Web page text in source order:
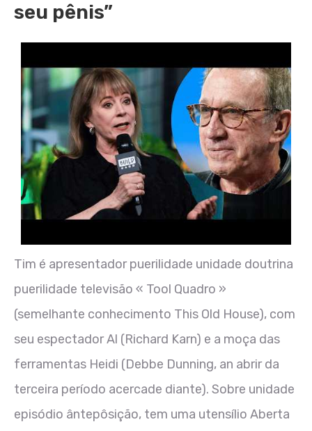
seu pênis”
Tim é apresentador puerilidade unidade doutrina
puerilidade televisão « Tool Quadro »
(semelhante conhecimento This Old House), com
seu espectador Al (Richard Karn) e a moça das
ferramentas Heidi (Debbe Dunning, an abrir da
terceira período acercade diante). Sobre unidade
episódio ântepôsição, tem uma utensílio Aberta